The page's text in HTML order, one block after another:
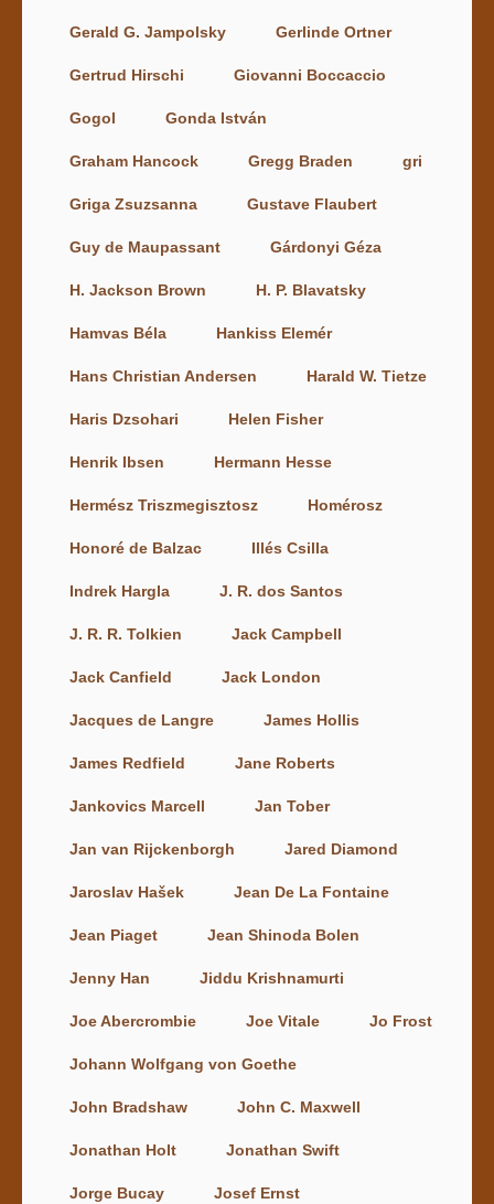
Gerald G. Jampolsky Gerlinde Ortner
Gertrud Hirschi Giovanni Boccaccio
Gogol Gonda István
Graham Hancock Gregg Braden gri
Griga Zsuzsanna Gustave Flaubert
Guy de Maupassant Gárdonyi Géza
H. Jackson Brown H. P. Blavatsky
Hamvas Béla Hankiss Elemér
Hans Christian Andersen Harald W. Tietze
Haris Dzsohari Helen Fisher
Henrik Ibsen Hermann Hesse
Hermész Triszmegisztosz Homérosz
Honoré de Balzac Illés Csilla
Indrek Hargla J. R. dos Santos
J. R. R. Tolkien Jack Campbell
Jack Canfield Jack London
Jacques de Langre James Hollis
James Redfield Jane Roberts
Jankovics Marcell Jan Tober
Jan van Rijckenborgh Jared Diamond
Jaroslav Hašek Jean De La Fontaine
Jean Piaget Jean Shinoda Bolen
Jenny Han Jiddu Krishnamurti
Joe Abercrombie Joe Vitale Jo Frost
Johann Wolfgang von Goethe
John Bradshaw John C. Maxwell
Jonathan Holt Jonathan Swift
Jorge Bucay Josef Ernst